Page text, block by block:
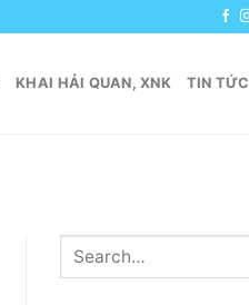
KHAI HẢI QUAN, XNK TIN TỨC